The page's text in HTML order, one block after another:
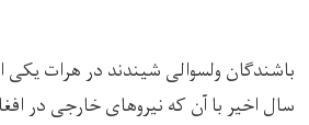
سال اخیر با آن که نیروهای خارجی در